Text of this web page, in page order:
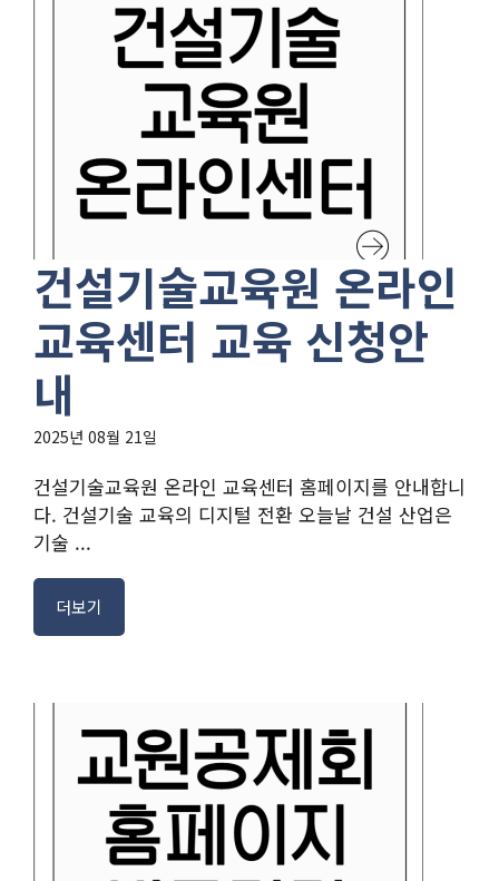
건설기술교육원 온라인
교육센터 교육 신청안
내
2025년 08월 21일
건설기술교육원 온라인 교육센터 홈페이지를 안내합니
다. 건설기술 교육의 디지털 전환 오늘날 건설 산업은
기술 ...
더보기